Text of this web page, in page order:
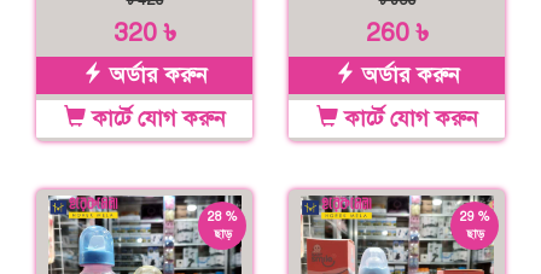
320 ৳
অর্ডার করুন
কার্টে যোগ করুন
260 ৳
অর্ডার করুন
কার্টে যোগ করুন
28 %
ছাড়
29 %
ছাড়